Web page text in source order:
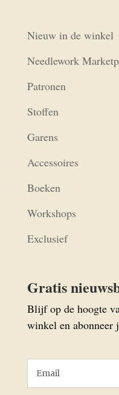
Nieuw in de winkel
Needlework
Patronen
Stoffen
Garens
Accessoires
Boeken
Workshops
Exclusief
Gratis
Blijf op de hoogte
winkel en abonneer